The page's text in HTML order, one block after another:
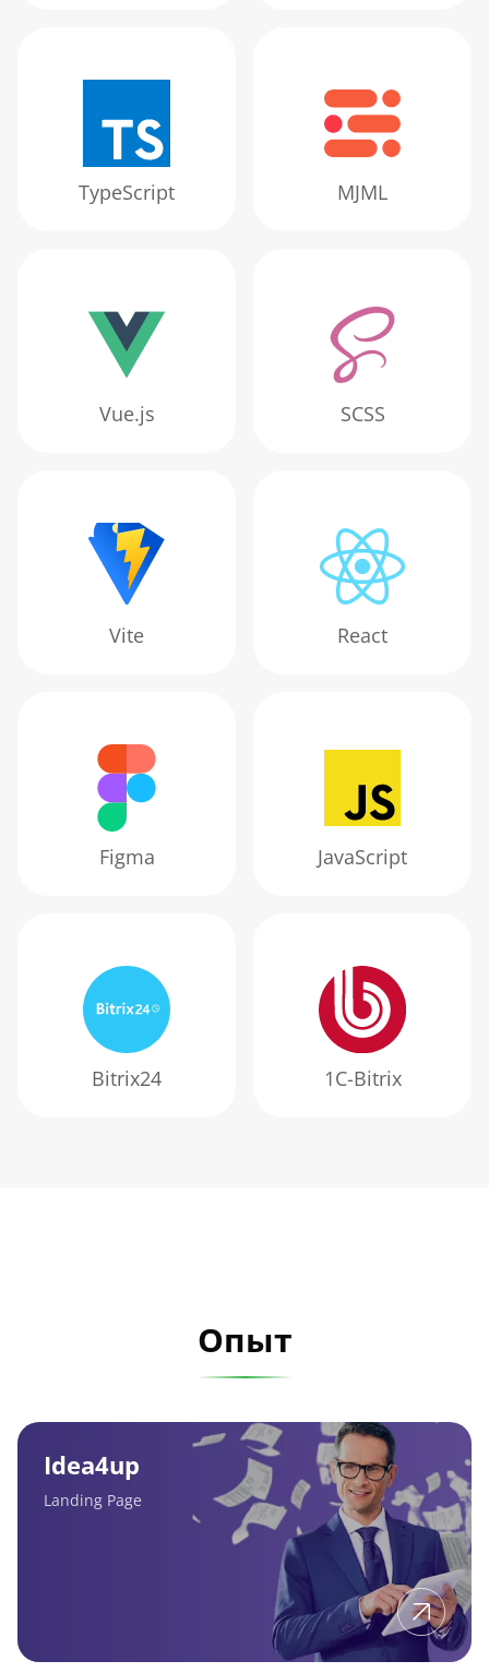
TypeScript MJML
Vue.js SCSS
Vite React
Figma JavaScript
Bitrix24 1С-Bitrix
Опыт
Idea4up
Idea4up
Landing Page